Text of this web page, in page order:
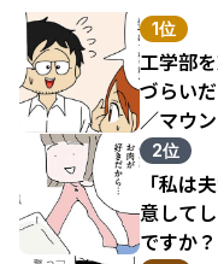
1位
工学部
づらい
／マウ
結果（1）
2位
「私は
意して
ですか